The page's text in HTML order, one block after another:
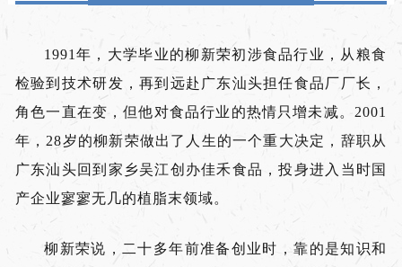
1991年，大学毕业的柳新荣初涉食品行业，从粮食
检验到技术研发，再到远赴广东汕头担任食品厂厂长，
角色一直在变，但他对食品行业的热情只增未减。2001
年，28岁的柳新荣做出了人生的一个重大决定，辞职从
广东汕头回到家乡吴江创办佳禾食品，投身进入当时国
产企业寥寥无几的植脂末领域。
柳新荣说，二十多年前准备创业时，靠的是知识和